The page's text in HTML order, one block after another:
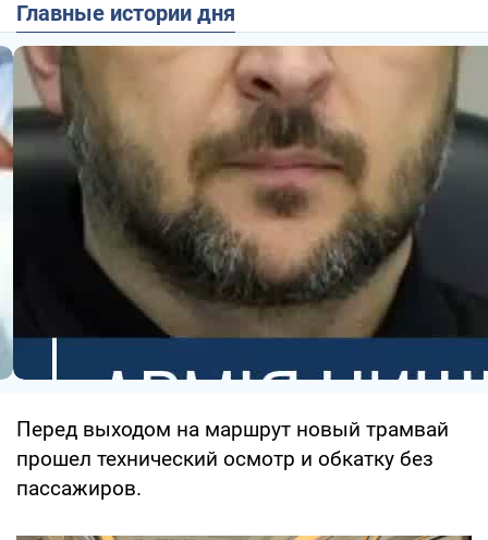
Главные истории дня
Перед выходом на маршрут новый трамвай
прошел технический осмотр и обкатку без
пассажиров.